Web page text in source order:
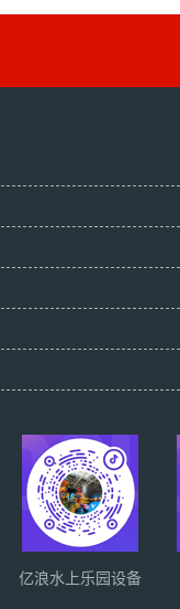
亿浪水上乐园设备